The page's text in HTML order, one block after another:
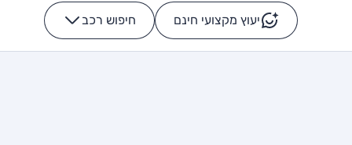
יעוץ מקצועי חינם חיפוש רכב -